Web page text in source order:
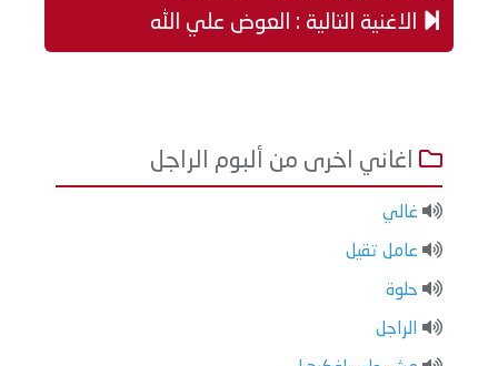
الاغنية التالية : العوض علي الله
اغاني اخرى من ألبوم الراجل
غالي
عامل تقيل
حلوة
الراجل